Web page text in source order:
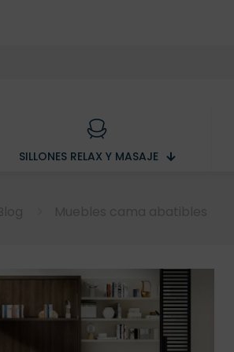
SILLONES RELAX Y MASAJE